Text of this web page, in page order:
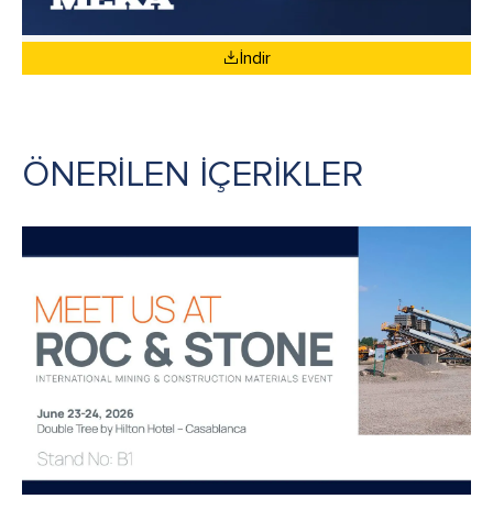
İndir
ÖNERİLEN İÇERİKLER